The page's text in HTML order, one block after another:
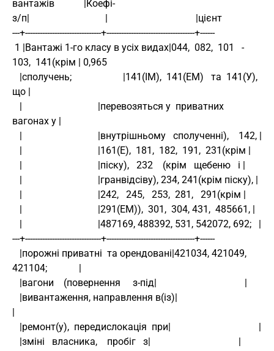
вантажів            |Коефі-
з/п|                               |                                    |цієнт
---+-------------------------------+------------------------------------+------
103,  141(крім | 0,965
що |
вагонах у |
   |                               |внутрішньому   сполученні),    142, |
   |                               |161(Е),  181,  182,  191,  231(крім |
   |                               |піску),   232    (крім   щебеню   і |
   |                               |гранвідсіву), 234, 241(крім піску), |
   |                               |242,   245,   253,  281,   291(крім |
   |                               |291(ЕМ)),  301,  304, 431,  485661, |
   |                               |487169, 488392, 531, 542072, 692;   |
---+-------------------------------+------------------------------------+------
421104;             |
   |вагони    (повернення     з-під|                                    |
|
   |ремонт(у),  передислокація  при|                                    |
   |зміні   власника,    пробіг   з|                                    |